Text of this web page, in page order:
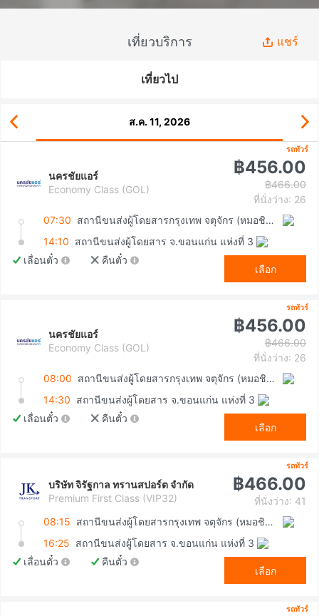
เที่ยวบริการ แชร์
เที่ยวไป
ส.ค. 11, 2026
รถทัวร์
นครชัยแอร์
Economy Class (GOL)
฿456.00
฿466.00
ที่นั่งว่าง: 26
07:30
สถานีขนส่งผู้โดยสารกรุงเทพ จตุจักร (หมอชิต2)
14:10 สถานีขนส่งผู้โดยสาร จ.ขอนแก่น แห่งที่ 3
เลื่อนตั๋ว
คืนตั๋ว
เลือก
รถทัวร์
นครชัยแอร์
Economy Class (GOL)
฿456.00
฿466.00
ที่นั่งว่าง: 26
08:00
สถานีขนส่งผู้โดยสารกรุงเทพ จตุจักร (หมอชิต2)
14:30 สถานีขนส่งผู้โดยสาร จ.ขอนแก่น แห่งที่ 3
เลื่อนตั๋ว
คืนตั๋ว
เลือก
รถทัวร์
บริษัท จิรัฐกาล ทรานสปอร์ต จำกัด
Premium First Class (VIP32)
฿466.00
ที่นั่งว่าง: 41
08:15
สถานีขนส่งผู้โดยสารกรุงเทพ จตุจักร (หมอชิต2)
16:25 สถานีขนส่งผู้โดยสาร จ.ขอนแก่น แห่งที่ 3
เลื่อนตั๋ว
คืนตั๋ว
เลือก
รถทัวร์